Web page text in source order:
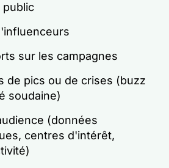
public
sur les campagnes
de pics ou de crises (buzz
soudaine)
(données
centres d'intérêt,